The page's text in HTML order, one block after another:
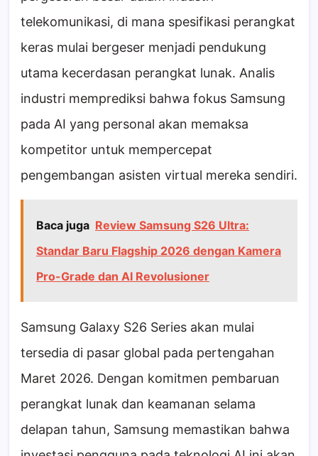
telekomunikasi, di mana spesifikasi perangkat
keras mulai bergeser menjadi pendukung
utama kecerdasan perangkat lunak. Analis
industri memprediksi bahwa fokus Samsung
pada AI yang personal akan memaksa
kompetitor untuk mempercepat
pengembangan asisten virtual mereka sendiri.
Baca juga Review Samsung S26 Ultra:
Standar Baru Flagship 2026 dengan Kamera
Pro-Grade dan AI Revolusioner
Samsung Galaxy S26 Series akan mulai
tersedia di pasar global pada pertengahan
Maret 2026. Dengan komitmen pembaruan
perangkat lunak dan keamanan selama
delapan tahun, Samsung memastikan bahwa